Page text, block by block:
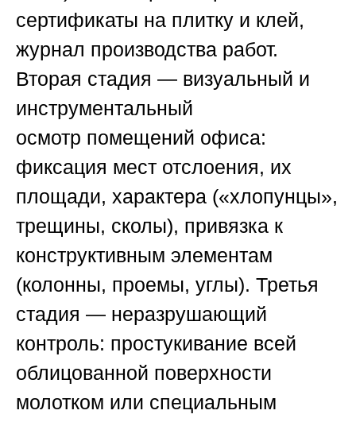
сертификаты на плитку и клей,
журнал производства работ.
Вторая стадия — визуальный и
инструментальный
осмотр помещений офиса:
фиксация мест отслоения, их
площади, характера («хлопунцы»,
трещины, сколы), привязка к
конструктивным элементам
(колонны, проемы, углы). Третья
стадия — неразрушающий
контроль: простукивание всей
облицованной поверхности
молотком или специальным